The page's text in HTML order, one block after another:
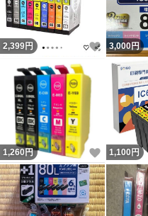
2,399円 いいね！
3,000円
1,260 円 いいね！
1,100 円